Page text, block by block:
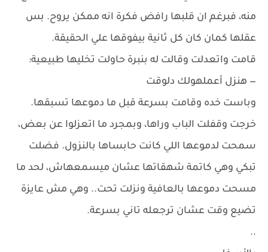
منه، فبرغم ان قلبها رافض فكرة انه ممكن يروح. بس
عقلها كمان كان كل ثانية بيفوقها علي الحقيقة.
قامت واتعدلت وقالت له بنبرة حاولت تخليها طبيعية:
— هنزل أعملهولك دلوقت
وباست خده وقامت بسرعة قبل ما دموعها تسبقها.
خرجت وقفلت الباب وراها، وبمجرد ما اتعزلوا عن بعض،
سمحت لدموعها اللي كانت حابساها بالنزول. فضلت
تبكي وهي كاتمة شهقاتها عشان ميسمعهاش، لحد ما
مسحت دموعها بالعافية ونزلت تحت.. وهي مش عايزة
تضيع وقت عشان ترجعله تاني بسرعة.
..